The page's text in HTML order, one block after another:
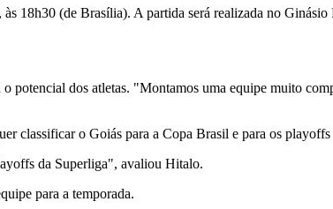
18h30 (de Brasília). A partida será realizada no
dos atletas. "Montamos uma equipe muito
classificar o Goiás para a Copa Brasil e para os
da Superliga", avaliou Hitalo.
para a temporada.